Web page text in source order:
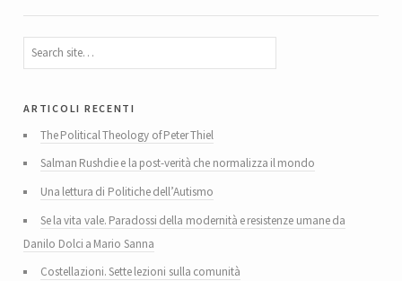
articoli recenti
The Political Theology of Peter Thiel
Salman Rushdie e la post-verità che normalizza il mondo
Una lettura di Politiche dell’Autismo
Se la vita vale. Paradossi della modernità e resistenze umane da
Danilo Dolci a Mario Sanna
Costellazioni. Sette lezioni sulla comunità